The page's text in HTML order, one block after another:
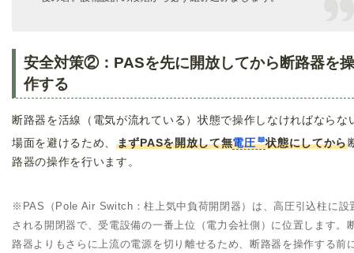
安全対策②：PASを先に開放してから断路器を操
作する
断路器を活線（電気が流れている）状態で操作しなければならな
場面を避けるため、まずPASを開放して無電圧 状態にしてから
路器の操作を行います。
※PAS（Pole Air Switch：柱上気中負荷開閉器）は、高圧引込柱に設
される開閉器で、受電設備の一番上位（電力会社側）に位置します。
路器よりもさらに上流の電源を切り離せるため、断路器を操作する前